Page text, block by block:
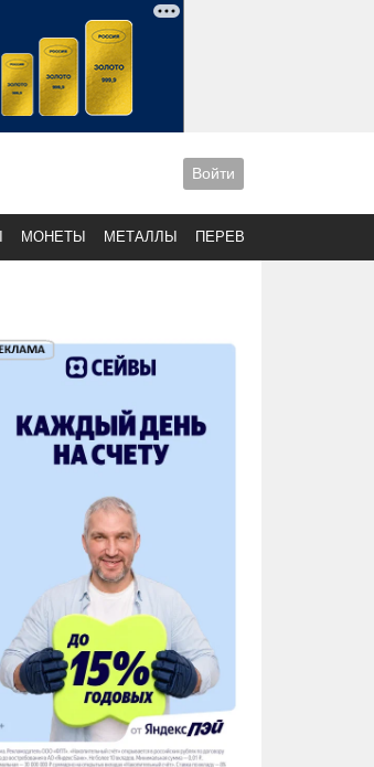
Войти
МОНЕТЫ МЕТАЛЛЫ ПЕРЕВОДЫ